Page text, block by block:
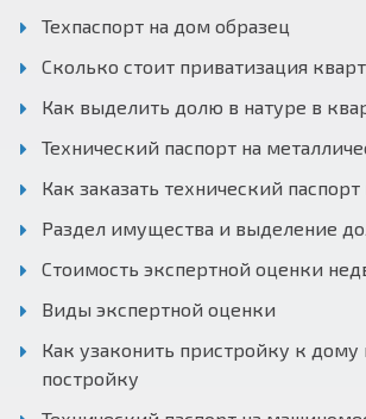
Техпаспорт на дом образец
Сколько стоит приватизация
Как выделить долю в натуре в
Технический паспорт на
Как заказать технический
Раздел имущества и выделение
Стоимость экспертной оценки
Виды экспертной оценки
Как узаконить пристройку к дому
постройку